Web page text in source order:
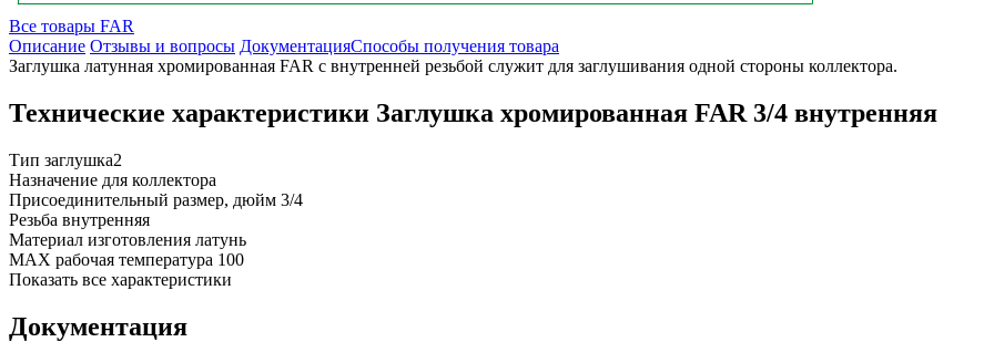
Все товары FAR
Описание Отзывы и вопросы ДокументацияСпособы получения товара
Заглушка латунная хромированная FAR с внутренней резьбой служит для заглушивания одной стороны коллектора.
Технические характеристики Заглушка хромированная FAR 3/4 внутренняя
Тип заглушка2
Назначение для коллектора
Присоединительный размер, дюйм 3/4
Резьба внутренняя
Материал изготовления латунь
MAX рабочая температура 100
Показать все характеристики
Документация